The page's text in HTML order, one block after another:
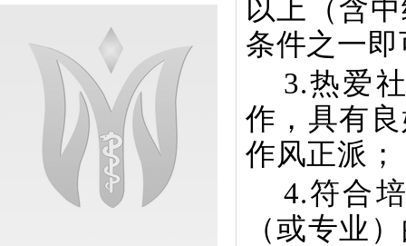
以上（含
条件之一
3.热爱
作，具有
作风正派 ；
4.符合
（或专业